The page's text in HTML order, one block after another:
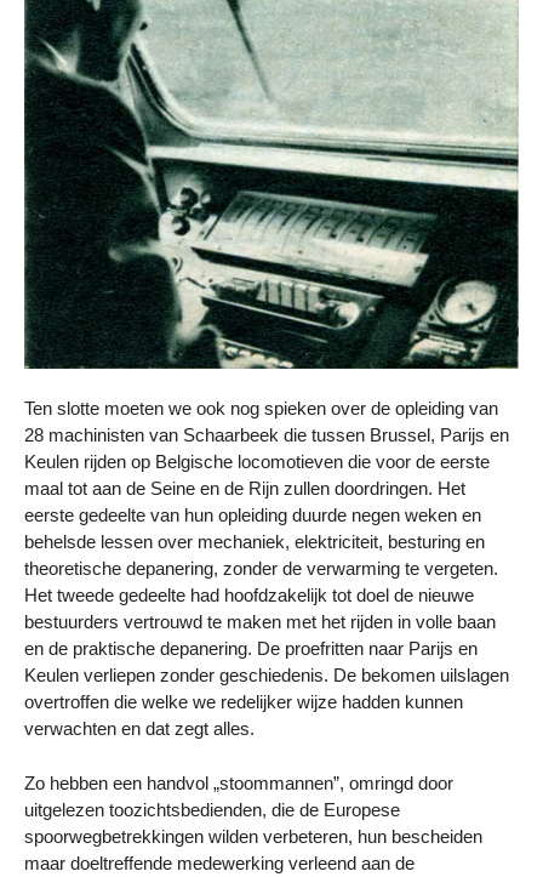
Ten slotte moeten we ook nog spieken over de opleiding van
28 machinisten van Schaarbeek die tussen Brussel, Parijs en
Keulen rijden op Belgische locomotieven die voor de eerste
maal tot aan de Seine en de Rijn zullen doordringen. Het
eerste gedeelte van hun opleiding duurde negen weken en
behelsde lessen over mechaniek, elektriciteit, besturing en
theoretische depanering, zonder de verwarming te vergeten.
Het tweede gedeelte had hoofdzakelijk tot doel de nieuwe
bestuurders vertrouwd te maken met het rijden in volle baan
en de praktische depanering. De proefritten naar Parijs en
Keulen verliepen zonder geschiedenis. De bekomen uilslagen
overtroffen die welke we redelijker wijze hadden kunnen
verwachten en dat zegt alles.
Zo hebben een handvol „stoommannen”, omringd door
uitgelezen toozichtsbedienden, die de Europese
spoorwegbetrekkingen wilden verbeteren, hun bescheiden
maar doeltreffende medewerking verleend aan de